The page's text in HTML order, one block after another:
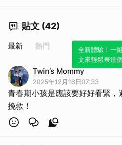
貼文 (42)
全新體驗！一
文來輕鬆表達
最新 熱門
Twin’s Mommy
2025年12月16日07:33
青春期小孩是應該要好好看緊
挽救！